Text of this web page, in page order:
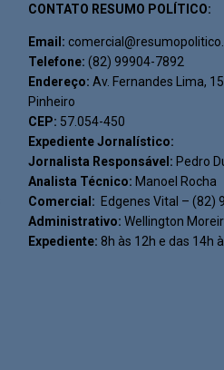
CONTATO RESUMO POLÍTICO:
Email:
Telefone: (82) 99904-7892
Endereço: Av. Fernandes Lima,
Pinheiro
CEP: 57.054-450
Expediente Jornalístico:
Jornalista Responsável: Pedro
Analista Técnico: Manoel Rocha
Comercial: Edgenes Vital – (82)
Administrativo: Wellington
Expediente: 8h às 12h e das 14h